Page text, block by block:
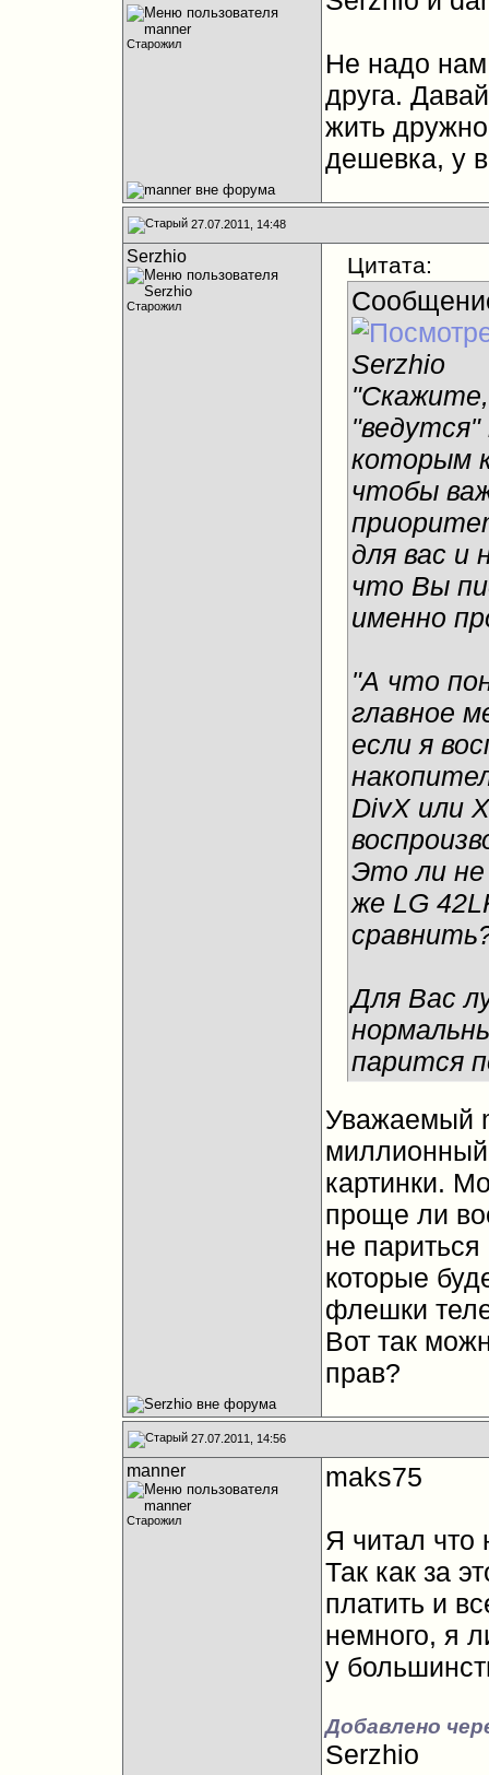
Старожил
Не надо нам
друга.
жить дружно
дешевка, у
27.07.2011, 14:48
Serzhio
Старожил
Цитата:
Serzhio
которым
чтобы
для вас и
что Вы
именно
"А что
главное
если я
DivX или
Это ли не
же LG
Для Вас
парится
Уважаемый
миллионный
картинки.
проще ли
не
которые
флешки
Вот так
прав?
27.07.2011, 14:56
manner
Старожил
maks75
Я читал что
Так как за
платить и
немного, я
у
Добавлено
Serzhio